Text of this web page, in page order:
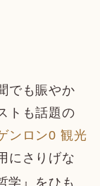
でも賑やか
トも話題の
ンロン0 観光
にさりげな
学』をひも